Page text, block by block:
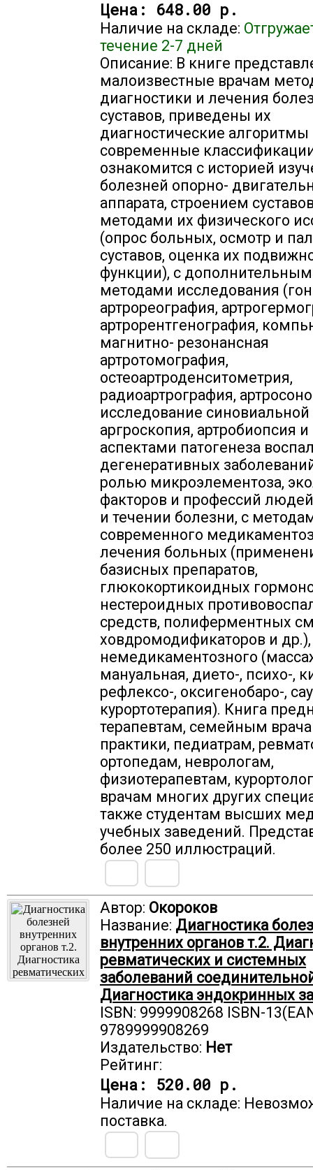
Цена: 648.00 р.
Наличие на складе:
течение 2-7 дней
Описание: В книге
малоизвестные врачам
диагностики и лечения
суставов, приведены их
диагностические алгоритмы
современные
ознакомится с историей
болезней опорно-
аппарата, строением
методами их физического
(опрос больных, осмотр и
суставов, оценка их
функции), с
методами исследования
артрореография,
артрорентгенография,
магнитно- резонансная
артротомография,
остеоартроденситометрия,
радиоартрография,
исследование
аргроскопия, артробиопсия и
аспектами патогенеза
дегенеративных
ролью микроэлементоза,
факторов и профессий
и течении болезни, с
современного
лечения больных
базисных препаратов,
глюкокортикоидных
нестероидных
средств, полиферментных
ховдромодификаторов и
немедикаментозного
мануальная, дието-, психо-,
рефлексо-, оксигенобаро-,
курортотерапия). Книга
терапевтам, семейным
практики, педиатрам,
ортопедам, неврологам,
физиотерапевтам,
врачам многих других
также студентам высших
учебных заведений.
более 250 иллюстраций.
Автор: Окороков
Название: Диагностика
внутренних органов т.2.
ревматических и системных
заболеваний
Диагностика эндокринных
ISBN: 9999908268 ISBN-
9789999908269
Издательство: Нет
Рейтинг:
Цена: 520.00 р.
Наличие на складе:
поставка.